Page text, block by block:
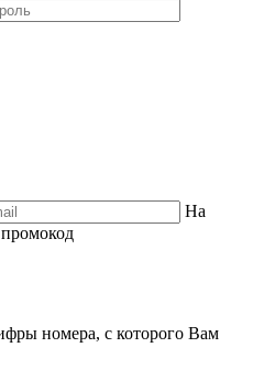
На
номера, с которого Вам